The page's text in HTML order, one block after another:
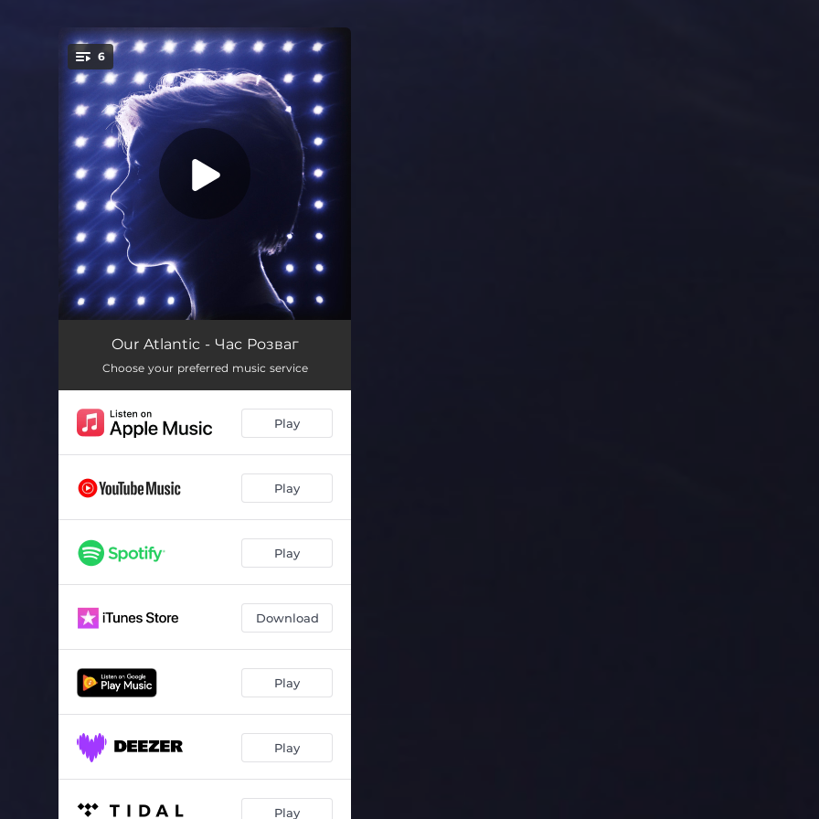
You're all set!
6
Чуєш 03:50
Час розваг 03:29
Момент 03:26
Сяйво краси 04:32
Післямова 01:25
Our Atlantic - Час Розваг
Choose your preferred music service
Play
Play
Play
Download
Play
Play
Play